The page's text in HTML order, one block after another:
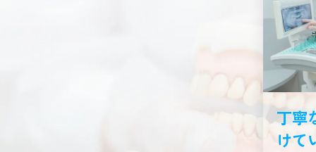
丁寧
けて